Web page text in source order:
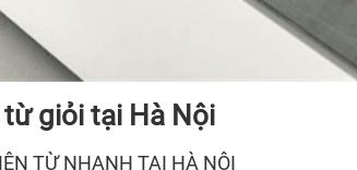
giỏi tại Hà Nội
TỪ NHANH TẠI HÀ NỘI